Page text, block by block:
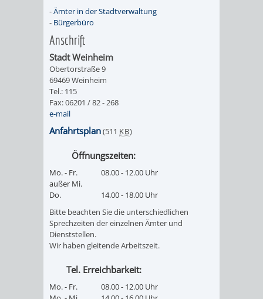
-Ämter in der Stadtverwaltung
- Bürgerbüro
Anschrift
Stadt Weinheim
Obertorstraße 9
69469 Weinheim
Tel.: 115
Fax: 06201 / 82 - 268
e-mail
Anfahrtsplan(511 KB)
Öffnungszeiten:
Mo. - Fr.
außer Mi.
08.00 - 12.00 Uhr
Do.
14.00 - 18.00 Uhr
Bitte beachten Sie die unterschiedlichen
Sprechzeiten der einzelnen Ämter und
Dienststellen.
Wir haben gleitende Arbeitszeit.
Tel. Erreichbarkeit:
Mo. - Fr.
08.00 - 12.00 Uhr